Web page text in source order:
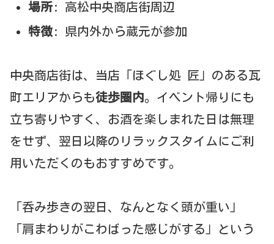
場所 : 高松中央商店街周辺
特徴 : 県内外から蔵元が参加
中央商店街は、当店「ほぐし処 匠」のある瓦
町エリアからも徒歩圏内。イベント帰りにも
立ち寄りやすく、お酒を楽しまれた日は無理
をせず、翌日以降のリラックスタイムにご利
用いただくのもおすすめです。
「呑み歩きの翌日、なんとなく頭が重い」
「肩まわりがこわばった感じがする」という